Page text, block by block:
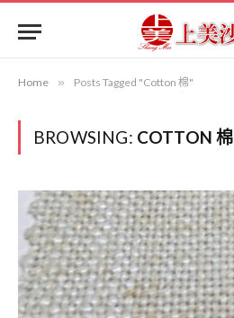
Home » Posts Tagged "Cotton 棉"
BROWSING: COTTON 棉